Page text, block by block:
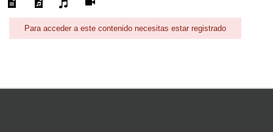
Para acceder a este contenido necesitas estar registrado